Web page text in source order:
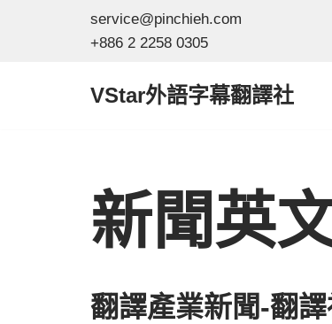
service@pinchieh.com
+886 2 2258 0305
VStar外語字幕翻譯社
新聞英
翻譯產業新聞-翻